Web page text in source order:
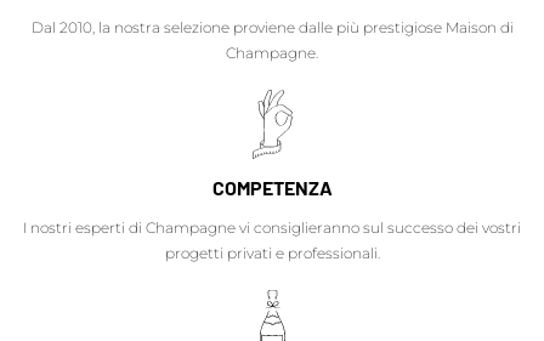
Dal 2010, la nostra selezione proviene dalle più prestigiose Maison di
Champagne.
COMPETENZA
I nostri esperti di Champagne vi consiglieranno sul successo dei vostri
progetti privati e professionali.